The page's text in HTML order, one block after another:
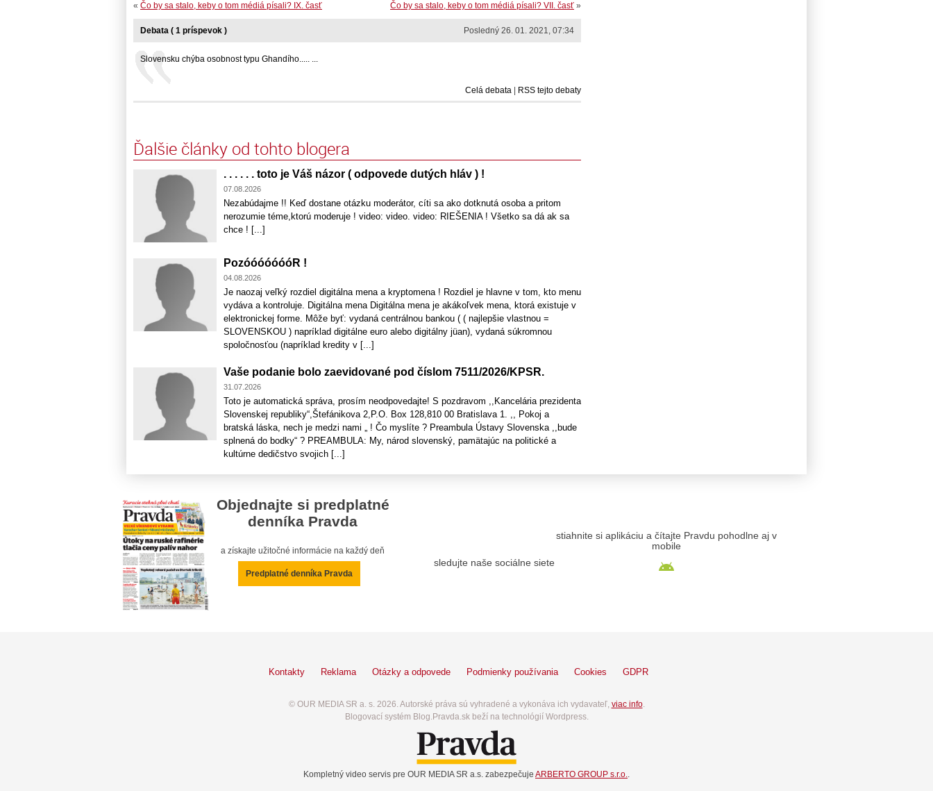
Čo by sa stalo, keby o tom médiá písali? VII. časť »
« Čo by sa stalo, keby o tom médiá písali? IX. časť
Posledný 26. 01. 2021, 07:34
Debata ( 1 príspevok )
Slovensku chýba osobnost typu Ghandího..... ...
Celá debata RSS tejto debaty
Ďalšie články od tohto blogera
. . . . . . toto je Váš názor ( odpovede dutých hláv ) !
07.08.2026
Nezabúdajme !! Keď dostane otázku moderátor, cíti sa ako dotknutá osoba a pritom
nerozumie téme,ktorú moderuje ! video: video. video: RIEŠENIA ! Všetko sa dá ak sa
chce ! [...]
PozóóóóóóóR !
04.08.2026
Je naozaj veľký rozdiel digitálna mena a kryptomena ! Rozdiel je hlavne v tom, kto menu
vydáva a kontroluje. Digitálna mena Digitálna mena je akákoľvek mena, ktorá existuje v
elektronickej forme. Môže byť: vydaná centrálnou bankou ( ( najlepšie vlastnou =
SLOVENSKOU ) napríklad digitálne euro alebo digitálny jüan), vydaná súkromnou
spoločnosťou (napríklad kredity v [...]
Vaše podanie bolo zaevidované pod číslom 7511/2026/KPSR.
31.07.2026
Toto je automatická správa, prosím neodpovedajte! S pozdravom ,,Kancelária prezidenta
Slovenskej republiky“,Štefánikova 2,P.O. Box 128,810 00 Bratislava 1. ,, Pokoj a
bratská láska, nech je medzi nami „ ! Čo myslíte ? Preambula Ústavy Slovenska ,,bude
splnená do bodky“ ? PREAMBULA: My, národ slovenský, pamätajúc na politické a
kultúrne dedičstvo svojich [...]
Objednajte si predplatné
denníka Pravda
a získajte užitočné informácie na každý deň
Predplatné denníka Pravda
sledujte naše sociálne siete
stiahnite si aplikáciu a čítajte Pravdu pohodlne aj v
mobile
Kontakty Reklama Otázky a odpovede Podmienky používania Cookies GDPR
© OUR MEDIA SR a. s. 2026. Autorské práva sú vyhradené a vykonáva ich vydavateľ, viac info.
Blogovací systém Blog.Pravda.sk beží na technológií Wordpress.
Kompletný video servis pre OUR MEDIA SR a.s. zabezpečuje ARBERTO GROUP s.r.o.